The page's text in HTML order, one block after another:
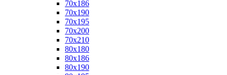
70x186
70x190
70x195
70x200
70x210
80x180
80x186
80x190